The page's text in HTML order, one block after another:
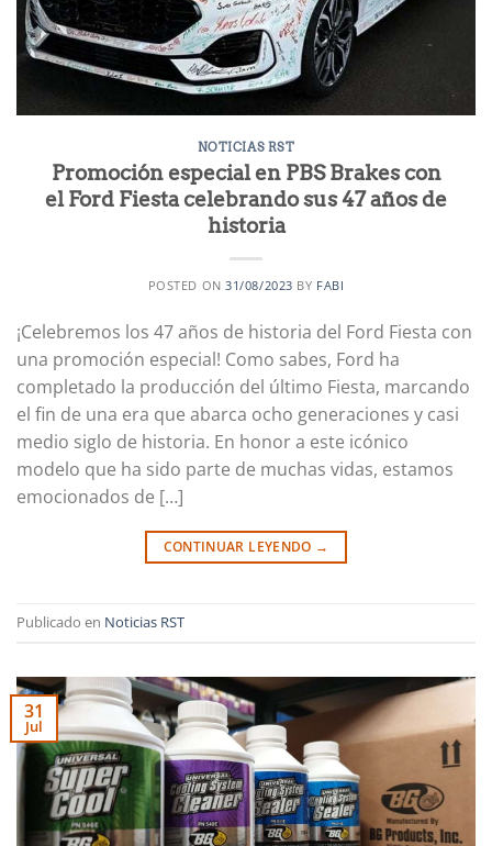
NOTICIAS RST
Promoción especial en PBS Brakes con
el Ford Fiesta celebrando sus 47 años de
historia
POSTED ON31/08/2023 BY FABI
¡Celebremos los 47 años de historia del Ford Fiesta con
una promoción especial! Como sabes, Ford ha
completado la producción del último Fiesta, marcando
el fin de una era que abarca ocho generaciones y casi
medio siglo de historia. En honor a este icónico
modelo que ha sido parte de muchas vidas, estamos
emocionados de […]
CONTINUAR LEYENDO →
Publicado en Noticias RST
31
Jul